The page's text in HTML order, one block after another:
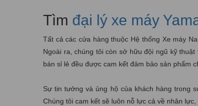
Tìm đại lý xe máy
Tất cả các cửa hàng thuộc Hệ thống Xe máy
Ngoài ra, chúng tôi còn sở hữu đội ngũ kỹ
bán sỉ lẻ đều được cam kết đảm bảo sản phẩm
Sự tin tưởng và ủng hộ của khách hàng trong
Chúng tôi cam kết sẽ luôn nỗ lực cả về nhân